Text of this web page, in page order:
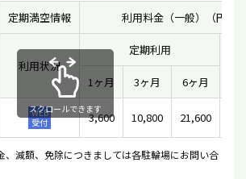
定期満空情報 利用料金（一般）（円）
利用状況
定期利用
1ヶ月
3ヶ月 6ヶ月
WEB
受付
3,600 10,800 21,600
スクロールできます
、減額、免除につきましては各駐輪場にお問い合